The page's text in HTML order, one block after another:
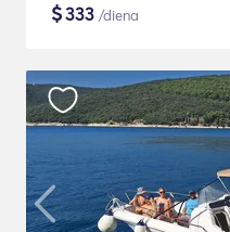
$333 /diena